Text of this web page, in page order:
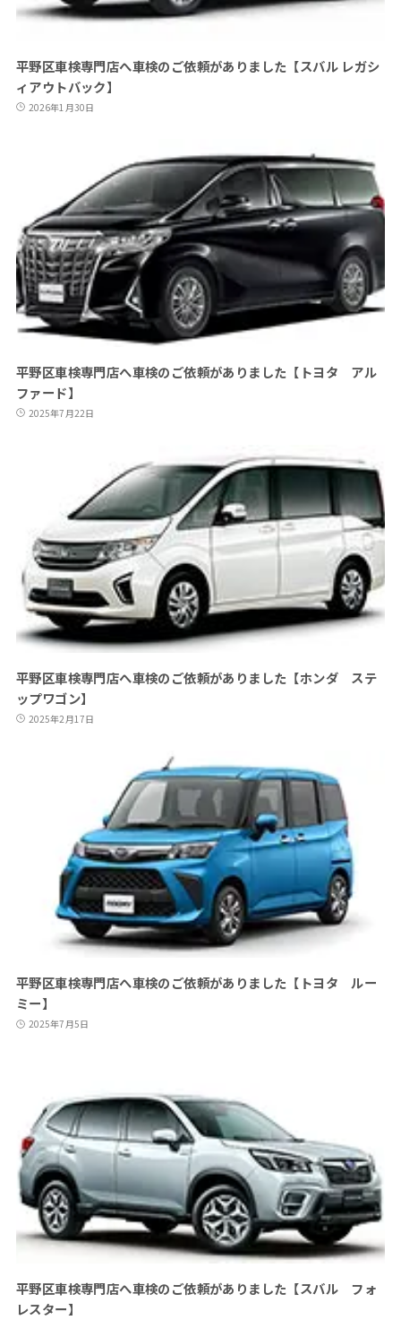
平野区車検専門店へ車検のご依頼がありました【スバル レガシ
ィアウトバック】
2026年1月30日
平野区車検専門店へ車検のご依頼がありました【トヨタ アル
ファード】
2025年7月22日
平野区車検専門店へ車検のご依頼がありました【ホンダ ステ
ップワゴン】
2025年2月17日
平野区車検専門店へ車検のご依頼がありました【トヨタ ルー
ミー】
2025年7月5日
平野区車検専門店へ車検のご依頼がありました【スバル フォ
レスター】